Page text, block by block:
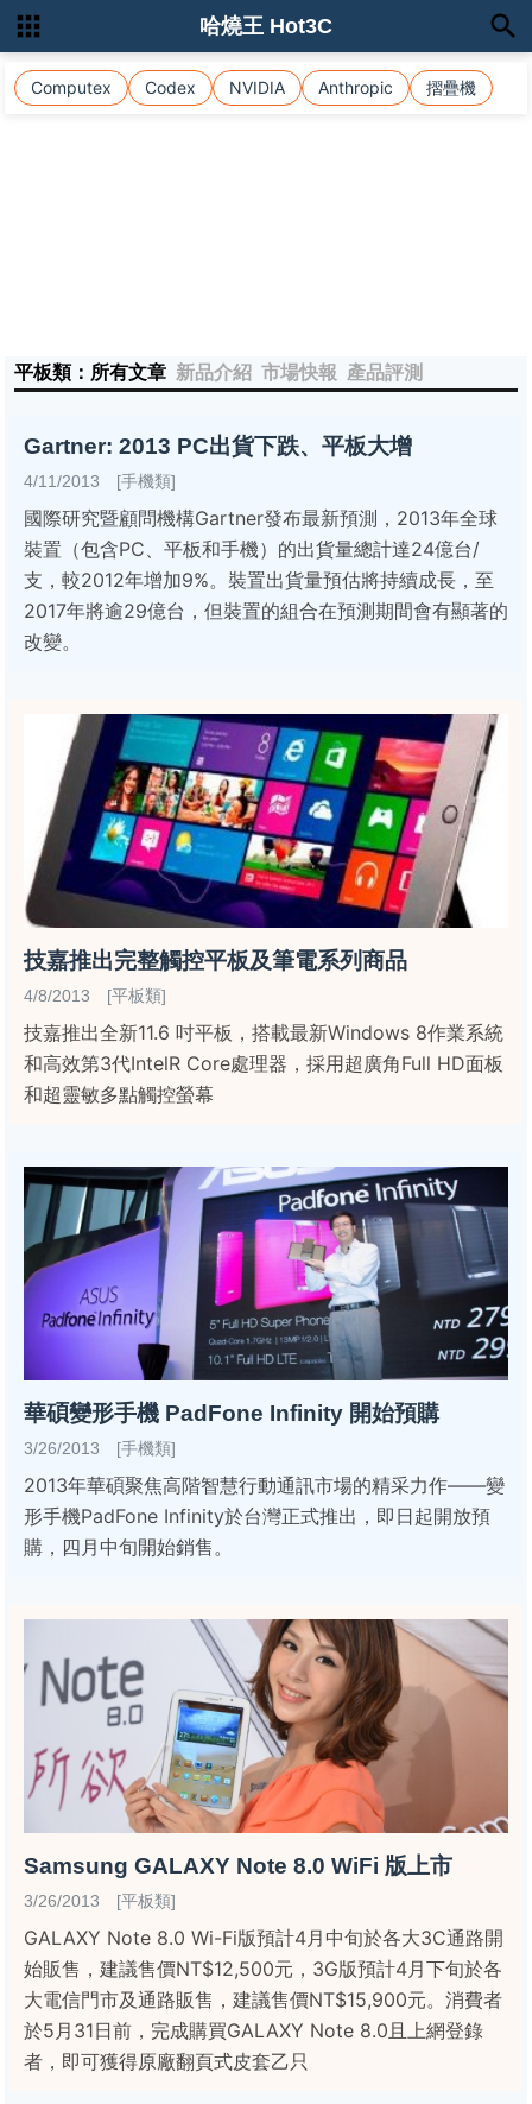
Computex Codex NVIDIA Anthropic 摺疊機
哈燒王 Hot3C
平板類：所有文章 新品介紹 市場快報 產品評測
Gartner: 2013 PC出貨下跌、平板大增
4/11/2013 [手機類]
國際研究暨顧問機構Gartner發布最新預測，2013年全球
裝置（包含PC、平板和手機）的出貨量總計達24億台/
支，較2012年增加9%。裝置出貨量預估將持續成長，至
2017年將逾29億台，但裝置的組合在預測期間會有顯著的
改變。
技嘉推出完整觸控平板及筆電系列商品
4/8/2013 [平板類]
技嘉推出全新11.6 吋平板，搭載最新Windows 8作業系統
和高效第3代IntelR Core處理器，採用超廣角Full HD面板
和超靈敏多點觸控螢幕
華碩變形手機 PadFone Infinity 開始預購
3/26/2013 [手機類]
2013年華碩聚焦高階智慧行動通訊市場的精采力作——變
形手機PadFone Infinity於台灣正式推出，即日起開放預
購，四月中旬開始銷售。
Samsung GALAXY Note 8.0 WiFi 版上市
3/26/2013 [平板類]
GALAXY Note 8.0 Wi-Fi版預計4月中旬於各大3C通路開
始販售，建議售價NT$12,500元，3G版預計4月下旬於各
大電信門市及通路販售，建議售價NT$15,900元。消費者
於5月31日前，完成購買GALAXY Note 8.0且上網登錄
者，即可獲得原廠翻頁式皮套乙只